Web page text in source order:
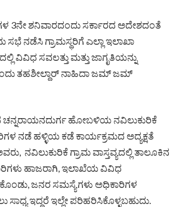
3ನೇ ಶನಿವಾರದಂದು ಸರ್ಕಾರದ ಅದೇಶದಂತೆ
ಸಭೆ ನಡೆಸಿ ಗ್ರಾಮಸ್ಥರಿಗೆ ಎಲ್ಲಾ ಇಲಾಖಾ
ವಿವಿಧ ಸವಲತ್ತು ಮತ್ತು ಜಾಗೃತಿಯನ್ನು
ತಹಶೀಲ್ದಾರ್ ನಾಹಿದಾ ಜಮ್ ಜಮ್
ಚನ್ನರಾಯನದುರ್ಗ ಹೋಬಳಿಯ ನವಿಲುಕುರಿಕೆ
ನಡೆ ಹಳ್ಳಿಯ ಕಡೆ ಕಾರ್ಯಕ್ರಮದ ಅದ್ಯಕ್ಷತೆ
ನವಿಲುಕುರಿಕೆ ಗ್ರಾಮ ವಾಸ್ತವ್ಯದಲ್ಲಿ ತಾಲೂಕಿನ
ಹಾಜರಾಗಿ, ಇಲಾಖೆಯ ವಿವಿಧ
ಜನರ ಸಮಸ್ಯೆಗಳು ಅಧಿಕಾರಿಗಳ
ಸಾಧ್ಯ ಇದ್ದರೆ ಇಲ್ಲೇ ಪರಿಹರಿಸಿಕೊಳ್ಳಬಹುದು.